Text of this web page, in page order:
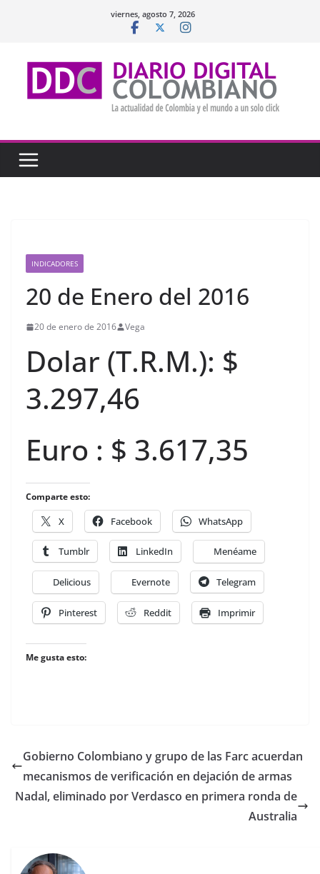
viernes, agosto 7, 2026
INDICADORES
20 de Enero del 2016
20 de enero de 2016 Vega
Dolar (T.R.M.): $
3.297,46
Euro : $ 3.617,35
Comparte esto:
X Facebook WhatsApp
Tumblr LinkedIn Menéame
Delicious Evernote Telegram
Pinterest Reddit Imprimir
Me gusta esto:
Gobierno Colombiano y grupo de las Farc acuerdan
mecanismos de verificación en dejación de armas
Nadal, eliminado por Verdasco en primera ronda de
Australia